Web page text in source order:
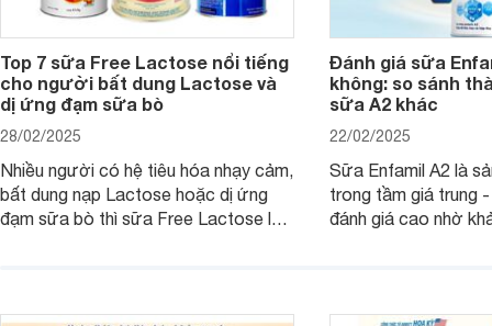
Top 7 sữa Free Lactose nổi tiếng
cho người bất dung Lactose và
dị ứng đạm sữa bò
28/02/2025
Nhiều người có hệ tiêu hóa nhạy cảm,
bất dung nạp Lactose hoặc dị ứng
đạm sữa bò thì sữa Free Lactose là
người lớn, giúp giải quyết tình trạng rối
Đánh giá sữa
không: so sánh
sữa A2 khác
22/02/2025
Sữa Enfamil A2 là
trong tầm giá trung
đánh giá cao nhờ
dưỡng toàn diện